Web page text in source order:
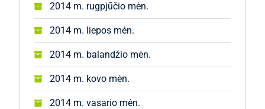
2014 m. rugpjūčio mėn.
2014 m. liepos mėn.
2014 m. balandžio mėn.
2014 m. kovo mėn.
2014 m. vasario mėn.